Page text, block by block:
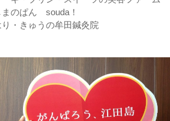
まのぱん souda！
り・きゅうの牟田鍼灸院